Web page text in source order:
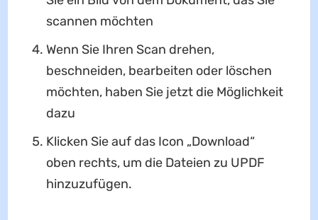
scannen möchten
Wenn Sie Ihren Scan drehen,
beschneiden, bearbeiten oder löschen
möchten, haben Sie jetzt die Möglichkeit
dazu
Klicken Sie auf das Icon „Download“
oben rechts, um die Dateien zu UPDF
hinzuzufügen.